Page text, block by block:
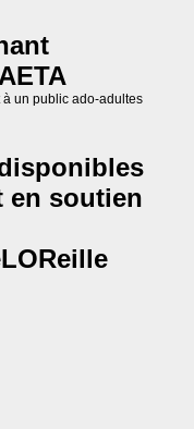
à un public ado-adultes
en soutien